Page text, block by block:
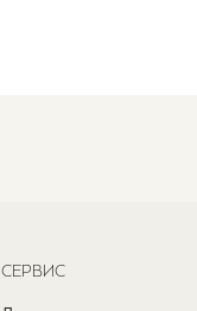
СЕРВИС